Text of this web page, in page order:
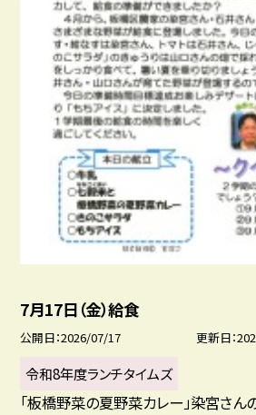
7月17日（金）給食
公開日 2026/07/17 更新日
令和8年度ランチタイムズ
「板橋野菜の夏野菜カレー」染宮さん